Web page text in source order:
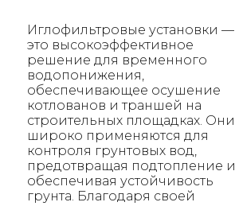
Иглофильтровые установки —
это высокоэффективное
решение для временного
водопонижения,
обеспечивающее осушение
котлованов и траншей на
строительных площадках. Они
широко применяются для
контроля грунтовых вод,
предотвращая подтопление и
обеспечивая устойчивость
грунта. Благодаря своей